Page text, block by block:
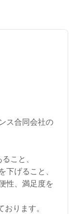
ス合同会社の
こと、
下げること、
性、満足度を
ります。